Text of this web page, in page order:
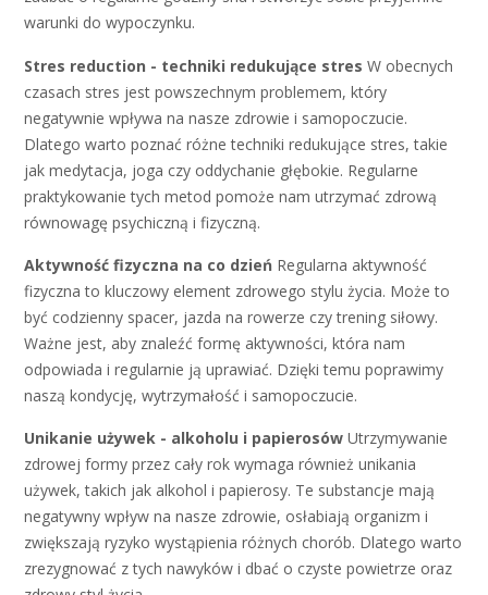
warunki do wypoczynku.
Stres reduction - techniki redukujące stres W obecnych
czasach stres jest powszechnym problemem, który
negatywnie wpływa na nasze zdrowie i samopoczucie.
Dlatego warto poznać różne techniki redukujące stres, takie
jak medytacja, joga czy oddychanie głębokie. Regularne
praktykowanie tych metod pomoże nam utrzymać zdrową
równowagę psychiczną i fizyczną.
Aktywność fizyczna na co dzień Regularna aktywność
fizyczna to kluczowy element zdrowego stylu życia. Może to
być codzienny spacer, jazda na rowerze czy trening siłowy.
Ważne jest, aby znaleźć formę aktywności, która nam
odpowiada i regularnie ją uprawiać. Dzięki temu poprawimy
naszą kondycję, wytrzymałość i samopoczucie.
Unikanie używek - alkoholu i papierosów Utrzymywanie
zdrowej formy przez cały rok wymaga również unikania
używek, takich jak alkohol i papierosy. Te substancje mają
negatywny wpływ na nasze zdrowie, osłabiają organizm i
zwiększają ryzyko wystąpienia różnych chorób. Dlatego warto
zrezygnować z tych nawyków i dbać o czyste powietrze oraz